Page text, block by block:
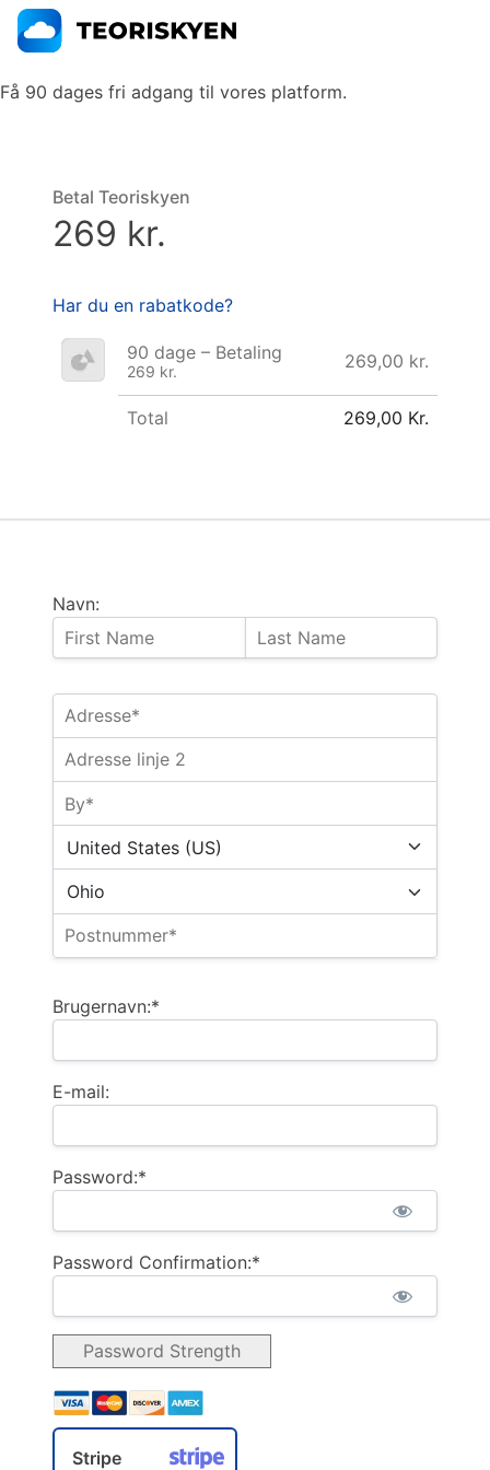
Få 90 dages fri adgang til vores platform.
Navn:
Brugernavn:*
E-mail:
Password:*
Password Confirmation:*
Password Strength
Stripe
Betal Teoriskyen
269 kr.
Har du en rabatkode?
90 dage – Betaling
269 kr. 269,00 kr.
Total 269,00 Kr.